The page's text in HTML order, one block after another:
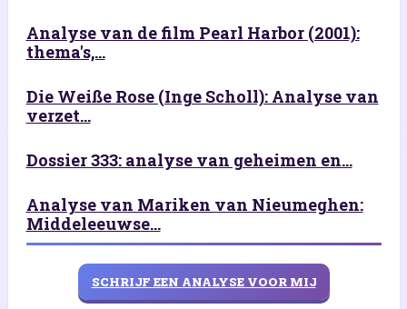
Analyse van de film Pearl Harbor (2001):
thema's,...
Die Weiße Rose (Inge Scholl): Analyse van
verzet...
Dossier 333: analyse van geheimen en...
Analyse van Mariken van Nieumeghen:
Middeleeuwse...
SCHRIJF EEN ANALYSE VOOR MIJ